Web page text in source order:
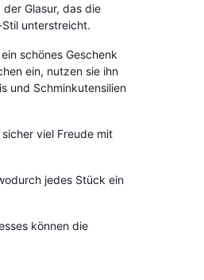
Glasur, das die
unterstreicht.
schönes Geschenk
ein, nutzen sie ihn
und Schminkutensilien
viel Freude mit
jedes Stück ein
können die